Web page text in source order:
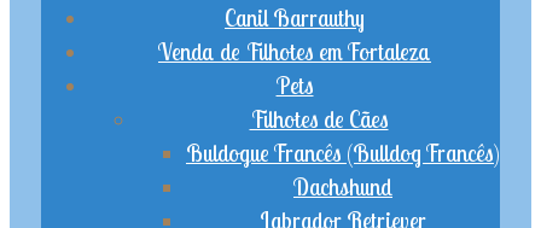
Canil Barrauthy
Venda de Filhotes em Fortaleza
Pets
Filhotes de Cães
Buldogue Francês (Bulldog Francês)
Dachshund
Labrador Retriever